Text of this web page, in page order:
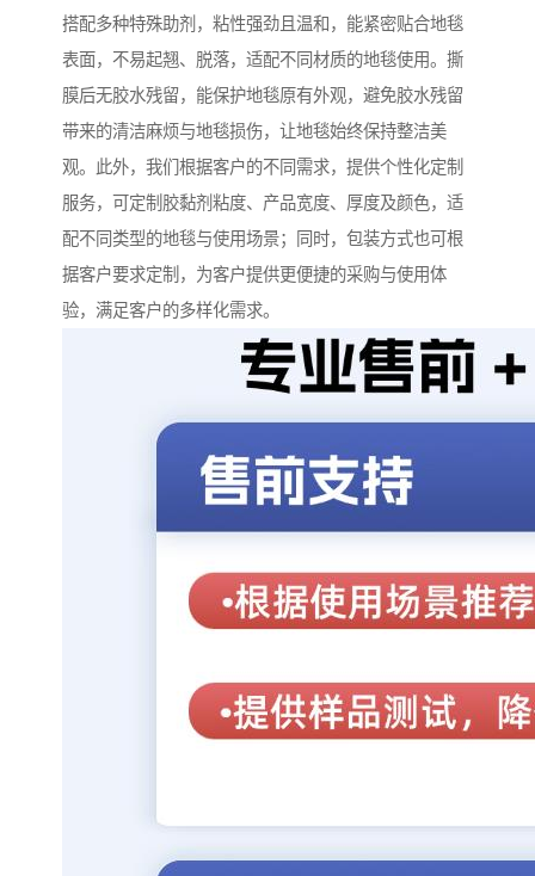
搭配多种特殊助剂，粘性强劲且温和，能紧密贴合地毯
表面，不易起翘、脱落，适配不同材质的地毯使用。撕
膜后无胶水残留，能保护地毯原有外观，避免胶水残留
带来的清洁麻烦与地毯损伤，让地毯始终保持整洁美
观。此外，我们根据客户的不同需求，提供个性化定制
服务，可定制胶黏剂粘度、产品宽度、厚度及颜色，适
配不同类型的地毯与使用场景；同时，包装方式也可根
据客户要求定制，为客户提供更便捷的采购与使用体
验，满足客户的多样化需求。